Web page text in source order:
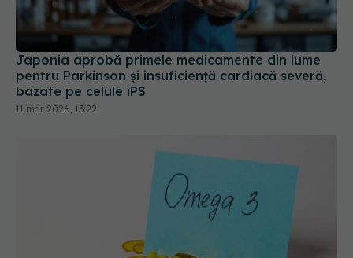
Japonia aprobă primele medicamente din lume
pentru Parkinson și insuficiență cardiacă severă,
bazate pe celule iPS
11 mar 2026, 13:22